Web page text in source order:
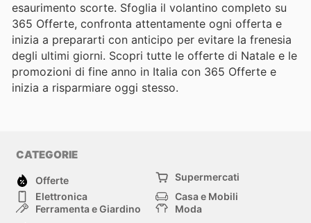
esaurimento scorte. Sfoglia il volantino completo su
365 Offerte, confronta attentamente ogni offerta e
inizia a prepararti con anticipo per evitare la frenesia
degli ultimi giorni. Scopri tutte le offerte di Natale e le
promozioni di fine anno in Italia con 365 Offerte e
inizia a risparmiare oggi stesso.
CATEGORIE
Offerte
Supermercati
Elettronica
Casa e Mobili
Ferramenta e Giardino
Moda